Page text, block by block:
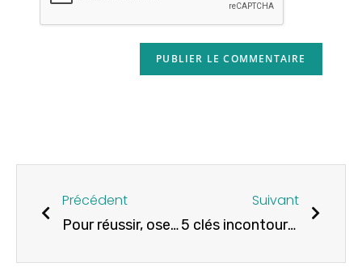
Précédent
Pour réussir, osez échouer
Suivant
5 clés incontournables pour réussir le lancement de votre Start-Up